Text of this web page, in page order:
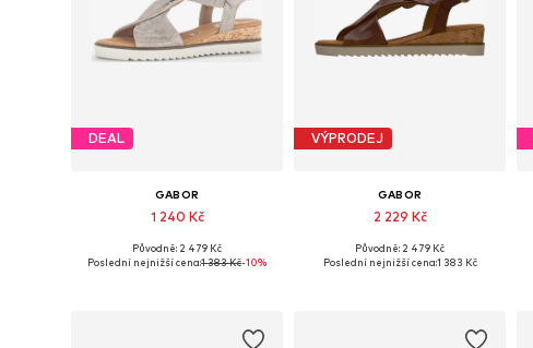
DEAL
GABOR
1 240 Kč
Dostupné v mnoha velikostech
Původně: 2 479 Kč
Poslední nejnižší cena:1 383 Kč-10%
VÝPRODEJ
GABOR
2 229 Kč
Dostupné v mnoha velikostech
Původně: 2 479 Kč
Poslední nejnižší cena:1 383 Kč